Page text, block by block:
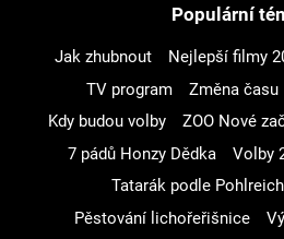
Populární
Jak zhubnout Nejlepší filmy
TV program
Změna času
Kdy budou volby
ZOO Nové
7 pádů Honzy Dědka
Volby
Tatarák podle
Pěstování lichořeřišnice